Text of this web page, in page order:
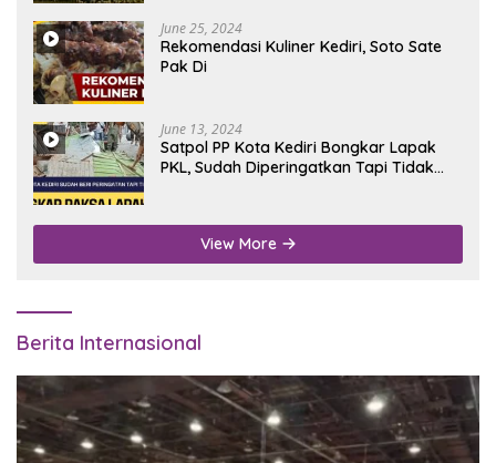
June 25, 2024
Rekomendasi Kuliner Kediri, Soto Sate
Pak Di
June 13, 2024
Satpol PP Kota Kediri Bongkar Lapak
PKL, Sudah Diperingatkan Tapi Tidak
View More
Berita Internasional